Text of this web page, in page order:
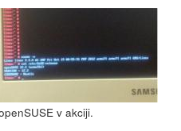
v akciji.